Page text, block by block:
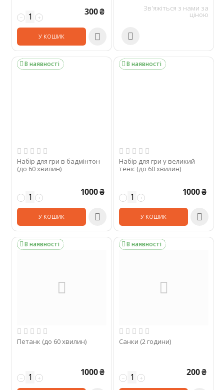
+
−
300₴
У КОШИК 
Зв'яжіться з нами за
ціною

В наявності

Набір для гри в бадмінтон
(до 60 хвилин)
+
−
1000₴
У КОШИК 
В наявності

Набір для гри у великий
теніс (до 60 хвилин)
+
−
1000₴
У КОШИК 
В наявності

Петанк (до 60 хвилин)
+
−
1000₴
В наявності

Санки (2 години)
+
−
200₴